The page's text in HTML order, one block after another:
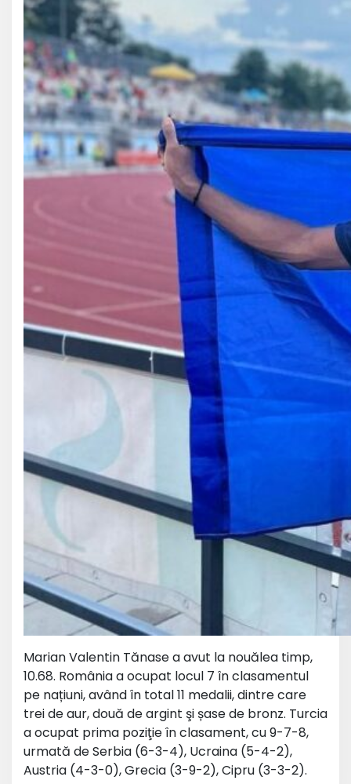
Marian Valentin Tănase a avut la nouălea timp,
10.68. România a ocupat locul 7 în clasamentul
pe națiuni, având în total 11 medalii, dintre care
trei de aur, două de argint şi șase de bronz. Turcia
a ocupat prima poziţie în clasament, cu 9-7-8,
urmată de Serbia (6-3-4), Ucraina (5-4-2),
Austria (4-3-0), Grecia (3-9-2), Cipru (3-3-2).